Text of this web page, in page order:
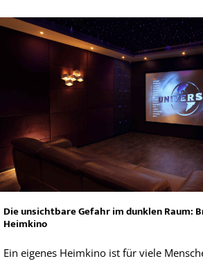
Die unsichtbare Gefahr im dunklen Raum:
Heimkino
Ein eigenes Heimkino ist für viele